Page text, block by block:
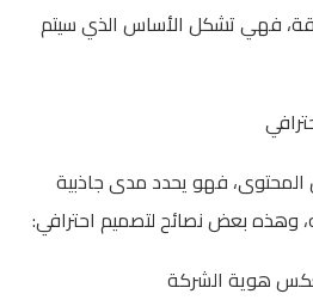
فهي تشكل الأساس الذي سيتم
المحتوى، فهو يحدد مدى جاذبية
وهذه بعض نصائح لتصميم احترافي:
هوية الشركة